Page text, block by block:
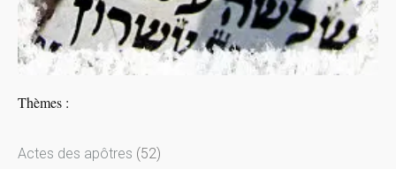
Thèmes :
Actes des apôtres (52)